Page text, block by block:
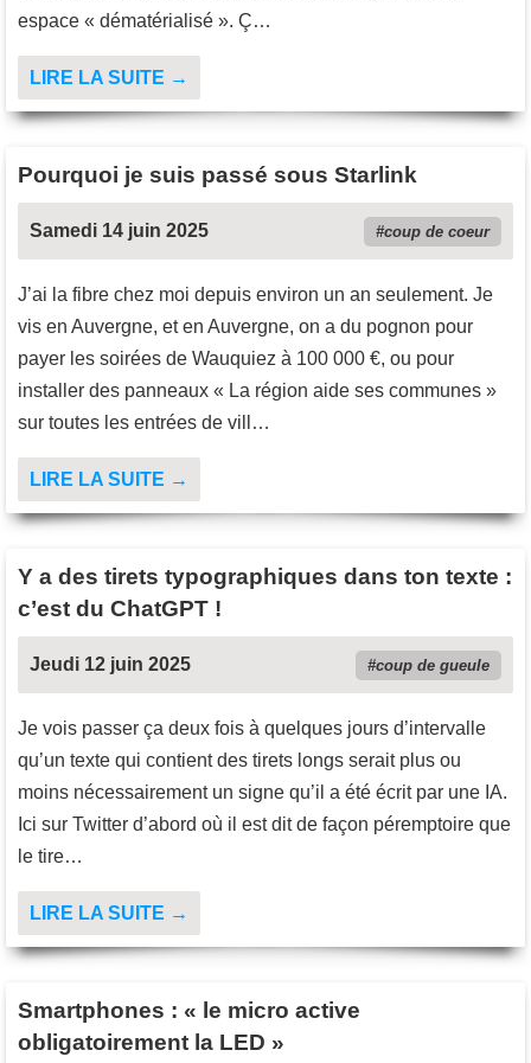
espace « dématérialisé ». Ç…
LIRE LA SUITE →
Pourquoi je suis passé sous Starlink
Samedi 14 juin 2025 coup de coeur
J’ai la fibre chez moi depuis environ un an seulement. Je
vis en Auvergne, et en Auvergne, on a du pognon pour
payer les soirées de Wauquiez à 100 000 €, ou pour
installer des panneaux « La région aide ses communes »
sur toutes les entrées de vill…
LIRE LA SUITE →
Y a des tirets typographiques dans ton texte :
c’est du ChatGPT !
Jeudi 12 juin 2025 coup de gueule
Je vois passer ça deux fois à quelques jours d’intervalle
qu’un texte qui contient des tirets longs serait plus ou
moins nécessairement un signe qu’il a été écrit par une IA.
Ici sur Twitter d’abord où il est dit de façon péremptoire que
le tire…
LIRE LA SUITE →
Smartphones : « le micro active
obligatoirement la LED »